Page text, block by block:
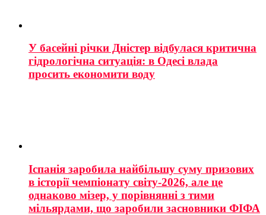
У басейні річки Дністер відбулася критична
гідрологічна ситуація: в Одесі влада
просить економити воду
Іспанія заробила найбільшу суму призових
в історії чемпіонату світу-2026, але це
однаково мізер, у порівнянні з тими
мільярдами, що заробили засновники ФІФА